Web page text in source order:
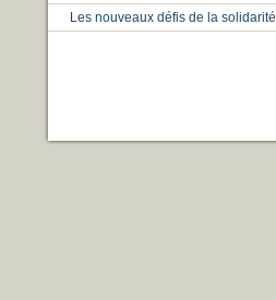
Les nouveaux défis de la solidarité